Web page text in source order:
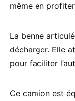
même en
La benne
décharger. Elle
pour faciliter
Ce camion est